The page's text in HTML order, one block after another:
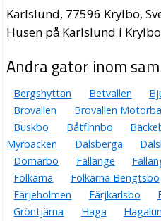
Karlslund, 77596 Krylbo,
Husen på Karlslund i
Andra gator inom
Bergshyttan Betvallen
Brovallen
Brovallen
Buskbo
Båtfinnbo
Myrbacken
Dalsberga
Domarbo
Fallänge
Folkärna
Folkärna Bengtsbo
Färjeholmen
Färjkarlsbo
Gröntjärna
Haga